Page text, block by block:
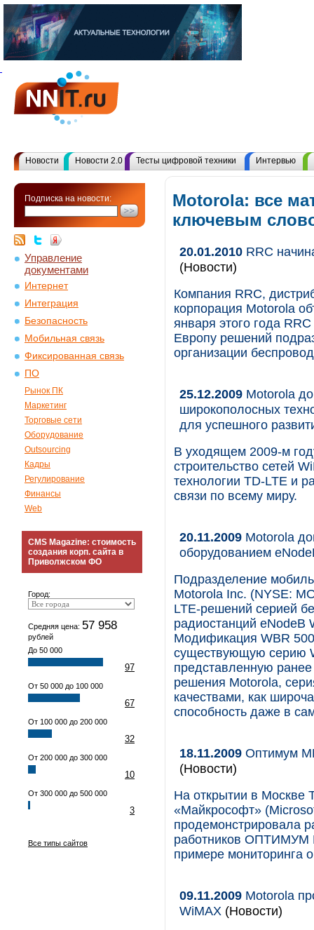
Новости Новости 2.0 Тесты цифровой техники Интервью
Подписка на новости:
Управление
документами
Интернет
Интеграция
Безопасность
Мобильная связь
Фиксированная связь
ПО
Рынок ПК
Маркетинг
Торговые сети
Оборудование
Outsourcing
Кадры
Регулирование
Финансы
Web
CMS Magazine: стоимость
создания корп. сайта в
Приволжском ФО
Город:
Средняя цена: 57 958
рублей
До 50 000
97
От 50 000 до 100 000
67
От 100 000 до 200 000
32
От 200 000 до 300 000
10
От 300 000 до 500 000
3
Все типы сайтов
Motorola: все
ключевым
20.01.2010 RRC
(Новости)
Компания RRC,
корпорация Motorola
января этого года
Европу решений
организации
25.12.2009 Motorola
широкополосных
для успешного
В уходящем 2009-м
строительство сетей
технологии TD-LTE и
связи по всему миру.
20.11.2009 Motorola
оборудованием
Подразделение
Motorola Inc. (NYSE:
LTE-решений серией
радиостанций eNodeB
Модификация WBR
существующую серию
представленную ранее
решения Motorola,
качествами, как
способность даже в
18.11.2009 Оптимум
(Новости)
На открытии в Москве
«Майкрософт»
продемонстрировала
работников ОПТИМУМ
примере мониторинга
09.11.2009 Motorola
WiMAX (Новости)